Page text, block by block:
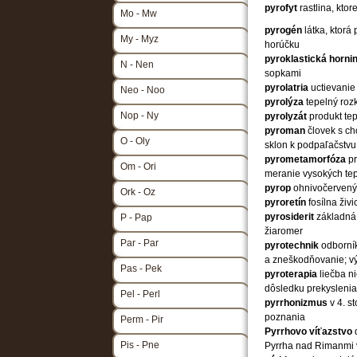
pyrofyt rastlina,
pyrogén látka,
horúčku
pyroklastická
sopkami
pyrolatria
pyrolýza tepelný
pyrolyzát produkt
pyroman človek s
sklon k
pyrometamorfóza
meranie vysokých
pyrop
pyroretín fosílna
pyrosiderit
žiaromer
pyrotechnik
a zneškodňovanie;
pyroterapia liečba
dôsledku
pyrrhonizmus v 4.
poznania
Pyrrhovo víťazstvo
Pyrrha nad
Mo - Mw
My - Myz
N - Nen
Neo - Noo
Nop - Ny
O - Oly
Om - Ori
Ork - Oz
P - Pap
Par - Par
Pas - Pek
Pel - Perl
Perm - Pir
Pis - Pne